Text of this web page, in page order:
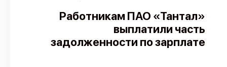
Поиск
Новости
Карта событий
Работникам ПАО «Тантал»
выплатили часть
задолженности по зарплате